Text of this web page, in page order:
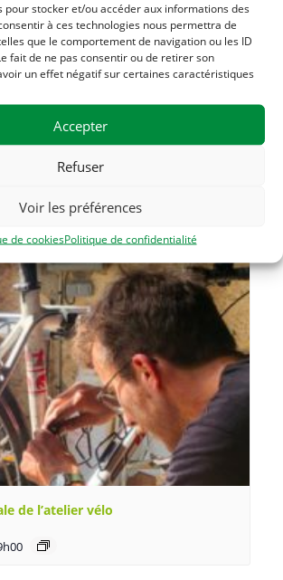
pour stocker et/ou accéder aux informations des
à ces technologies nous permettra de
que le comportement de navigation ou les ID
fait de ne pas consentir ou de retirer son
un effet négatif sur certaines caractéristiques
Accepter
Refuser
Voir les préférences
de cookiesPolitique de confidentialité
+ Google Map
de l’atelier vélo